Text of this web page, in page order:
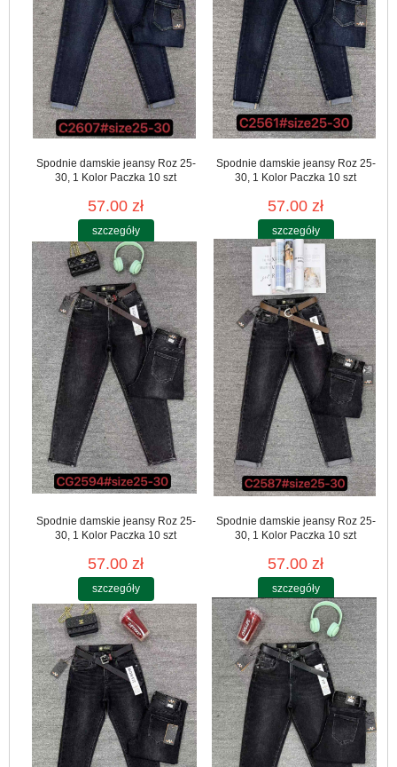
Spodnie damskie jeansy Roz 25-
30, 1 Kolor Paczka 10 szt
57.00 zł
szczegóły
Spodnie damskie jeansy Roz 25-
30, 1 Kolor Paczka 10 szt
57.00 zł
szczegóły
Spodnie damskie jeansy Roz 25-
30, 1 Kolor Paczka 10 szt
57.00 zł
szczegóły
Spodnie damskie jeansy Roz 25-
30, 1 Kolor Paczka 10 szt
57.00 zł
szczegóły